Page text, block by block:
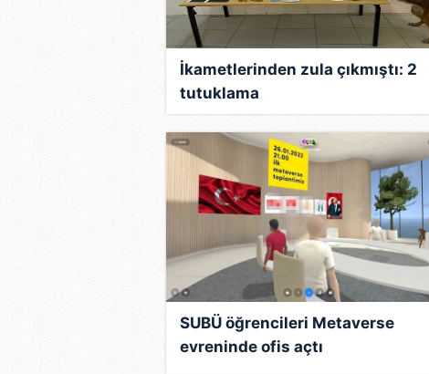
mevzuata uygun olarak
İkametlerinden zula çıkmıştı: 2
tutuklama
SUBÜ öğrencileri Metaverse
evreninde ofis açtı